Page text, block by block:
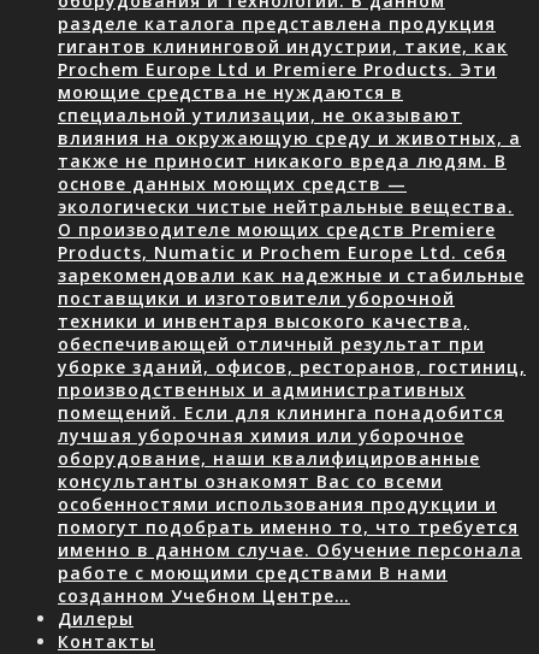
разделе каталога представлена продукция
гигантов клининговой индустрии, такие, как
Prochem Europe Ltd и Premiere Products. Эти
моющие средства не нуждаются в
специальной утилизации, не оказывают
влияния на окружающую среду и животных, а
также не приносит никакого вреда людям. В
основе данных моющих средств —
экологически чистые нейтральные вещества.
О производителе моющих средств Premiere
Products, Numatic и Prochem Europe Ltd. себя
зарекомендовали как надежные и стабильные
поставщики и изготовители уборочной
техники и инвентаря высокого качества,
обеспечивающей отличный результат при
уборке зданий, офисов, ресторанов, гостиниц,
производственных и административных
помещений. Если для клининга понадобится
лучшая уборочная химия или уборочное
оборудование, наши квалифицированные
консультанты ознакомят Вас со всеми
особенностями использования продукции и
помогут подобрать именно то, что требуется
именно в данном случае. Обучение персонала
работе с моющими средствами В нами
созданном Учебном Центре…
Дилеры
Контакты